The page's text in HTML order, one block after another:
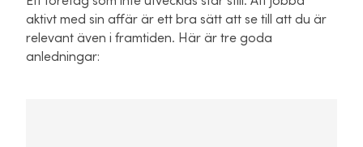
aktivt med sin affär är ett bra sätt att se till att du är
relevant även i framtiden. Här är tre goda
anledningar: